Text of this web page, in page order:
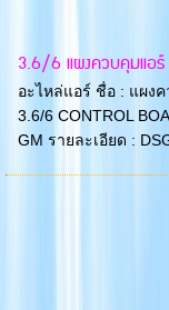
3.6/6 แผงควบคุมแอร์
อะไหล่แอร์ ชื่อ : แผง
3.6/6 CONTROL
GM รายละเอียด :